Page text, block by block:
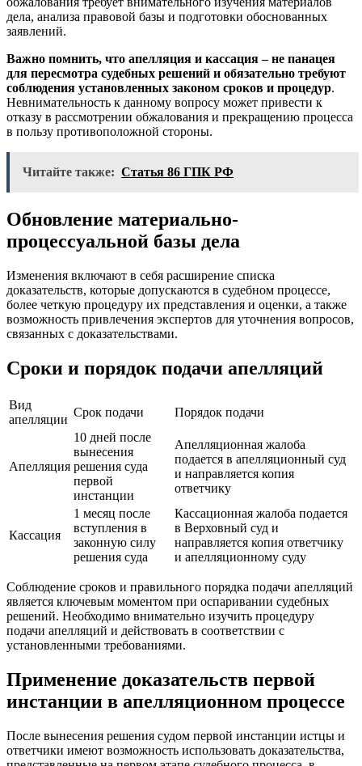
дела, анализа правовой базы и подготовки обоснованных
заявлений.
Важно помнить, что апелляция и кассация – не панацея
для пересмотра судебных решений и обязательно требуют
соблюдения установленных законом сроков и процедур.
Невнимательность к данному вопросу может привести к
отказу в рассмотрении обжалования и прекращению процесса
в пользу противоположной стороны.
Читайте также: Статья 86 ГПК РФ
Обновление материально-
процессуальной базы дела
Изменения включают в себя расширение списка
доказательств, которые допускаются в судебном процессе,
более четкую процедуру их представления и оценки, а также
возможность привлечения экспертов для уточнения вопросов,
связанных с доказательствами.
Сроки и порядок подачи апелляций
Вид
апелляции
Срок подачи Порядок подачи
Апелляция
10 дней после
вынесения
решения суда
первой
инстанции
Апелляционная жалоба
подается в апелляционный суд
и направляется копия
ответчику
Кассация
1 месяц после
вступления в
законную силу
решения суда
Кассационная жалоба подается
в Верховный суд и
направляется копия ответчику
и апелляционному суду
Соблюдение сроков и правильного порядка подачи апелляций
является ключевым моментом при оспаривании судебных
решений. Необходимо внимательно изучить процедуру
подачи апелляций и действовать в соответствии с
установленными требованиями.
Применение доказательств первой
инстанции в апелляционном процессе
После вынесения решения судом первой инстанции истцы и
ответчики имеют возможность использовать доказательства,